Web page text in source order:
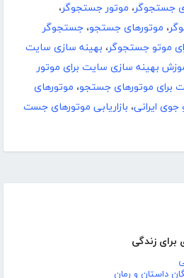
زندگی
داستان و رمان
جستجوگر، موتور جستجوگر،
، موتورهای جستجو، جستجوگر
موتو جستجوگر، بهینه سازی سایت
بهینه سازی سایت برای موتور
برای موتورهای جستجو، موتورهای
ایرانی، بازاریابی موتورهای جست